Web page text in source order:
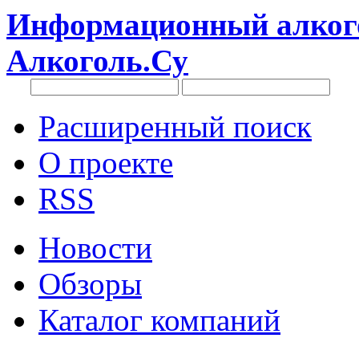
Информационный
Алкоголь.Су
Расширенный поиск
О проекте
RSS
Новости
Обзоры
Каталог компаний